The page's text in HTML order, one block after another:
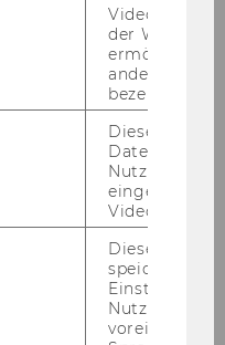
auf­ge­nom­men.
die die ge­setz­li­
er­fül­len
des Aus­schrei­
sind zu Be­
ein­zu­la­den.
für Gleich­
ein­ge­rich­tet. Nä­he­
Sie unter
por­tal/iv/ak­
der WU-
ermöglichen
andere nicht
bezeichnete
Dieses
Daten von
Videos
Dieses Cookie
speichert
Nutzer*in, zB.